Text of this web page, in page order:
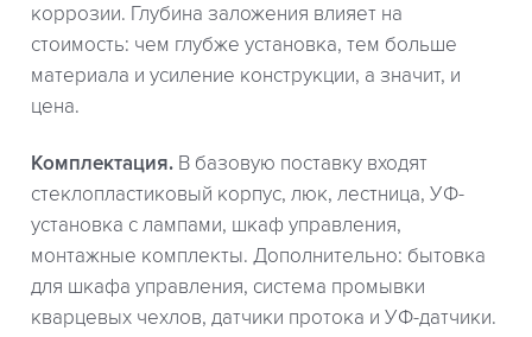
коррозии. Глубина заложения влияет на
стоимость: чем глубже установка, тем больше
материала и усиление конструкции, а значит, и
цена.
Комплектация. В базовую поставку входят
стеклопластиковый корпус, люк, лестница, УФ-
установка с лампами, шкаф управления,
монтажные комплекты. Дополнительно: бытовка
для шкафа управления, система промывки
кварцевых чехлов, датчики протока и УФ-датчики.